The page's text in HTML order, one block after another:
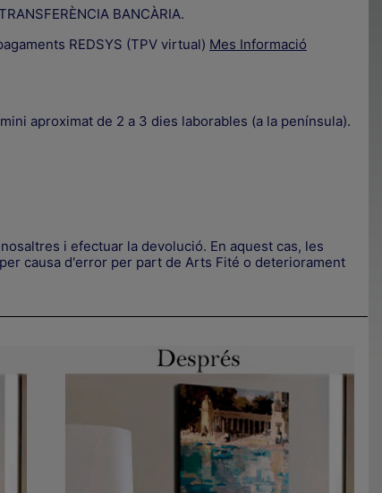
BANCÀRIA.
REDSYS (TPV virtual) Mes Informació
aproximat de 2 a 3 dies laborables (a la península).
i efectuar la devolució. En aquest cas, les
causa d'error per part de Arts Fité o deteriorament